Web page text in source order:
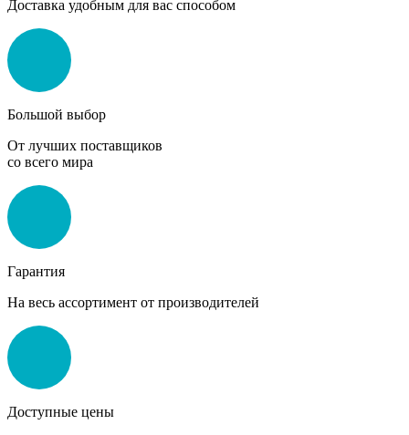
Доставка удобным для вас способом
Большой выбор
От лучших поставщиков
со всего мира
Гарантия
На весь ассортимент от производителей
Доступные цены